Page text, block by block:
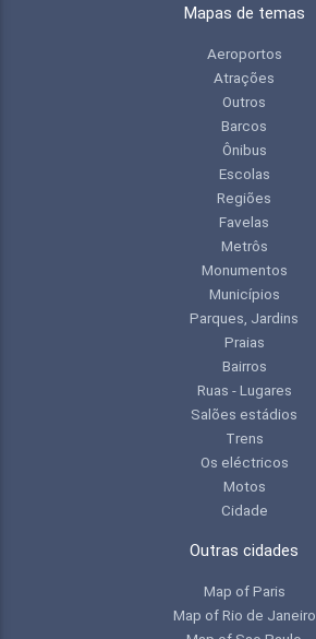
Mapas de temas
Aeroportos
Atrações
Outros
Barcos
Ônibus
Escolas
Regiões
Favelas
Metrôs
Monumentos
Municípios
Parques, Jardins
Praias
Bairros
Ruas - Lugares
Salões estádios
Trens
Os eléctricos
Motos
Cidade
Outras cidades
Map of Paris
Map of Rio de Janeiro